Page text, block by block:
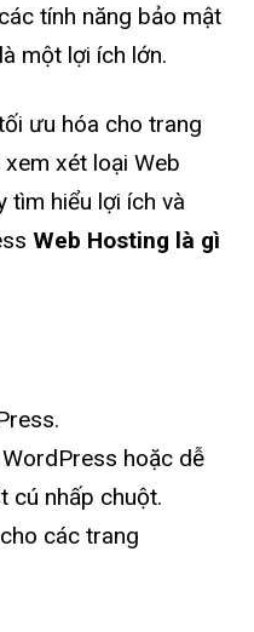
tính năng bảo mật
một lợi ích lớn.
ưu hóa cho trang
xét loại Web
tìm hiểu lợi ích và
Web Hosting là gì
hoặc dễ
cú nhấp chuột.
các trang